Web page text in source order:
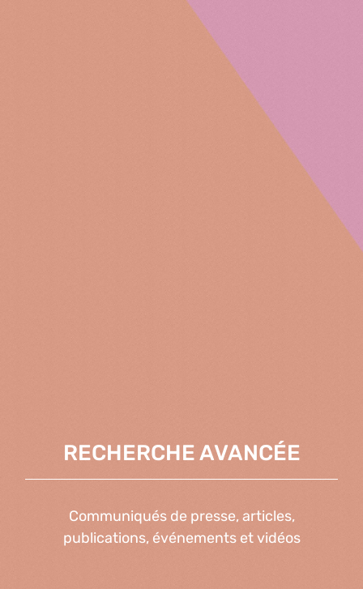
RECHERCHE AVANCÉE
Communiqués de presse, articles,
publications, événements et vidéos